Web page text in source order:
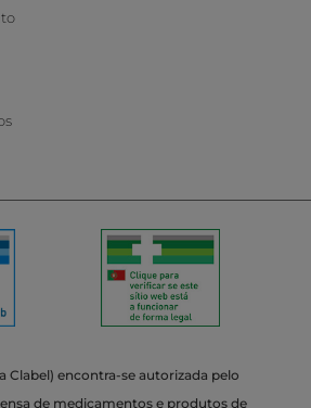
Clabel) encontra-se autorizada pelo
de medicamentos e produtos de